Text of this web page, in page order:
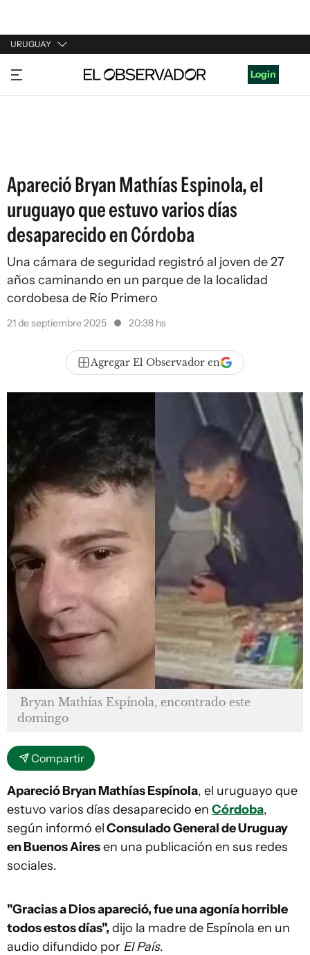
URUGUAY
URUGUAY
ARGENTINA
Login
Apareció Bryan Mathías Espinola, el
uruguayo que estuvo varios días
desaparecido en Córdoba
Una cámara de seguridad registró al joven de 27
años caminando en un parque de la localidad
cordobesa de Río Primero
21 de septiembre 2025 20:38 hs
Agregar El Observador en
Bryan Mathías Espínola, encontrado este
domingo
Compartir
Apareció Bryan Mathías Espínola, el uruguayo que
estuvo varios días desaparecido en Córdoba,
según informó elConsulado General de Uruguay
en Buenos Airesen una publicación en sus redes
sociales.
"Gracias a Dios apareció, fue una agonía horrible
todos estos días", dijo la madre de Espínola en un
audio difundido por El País.